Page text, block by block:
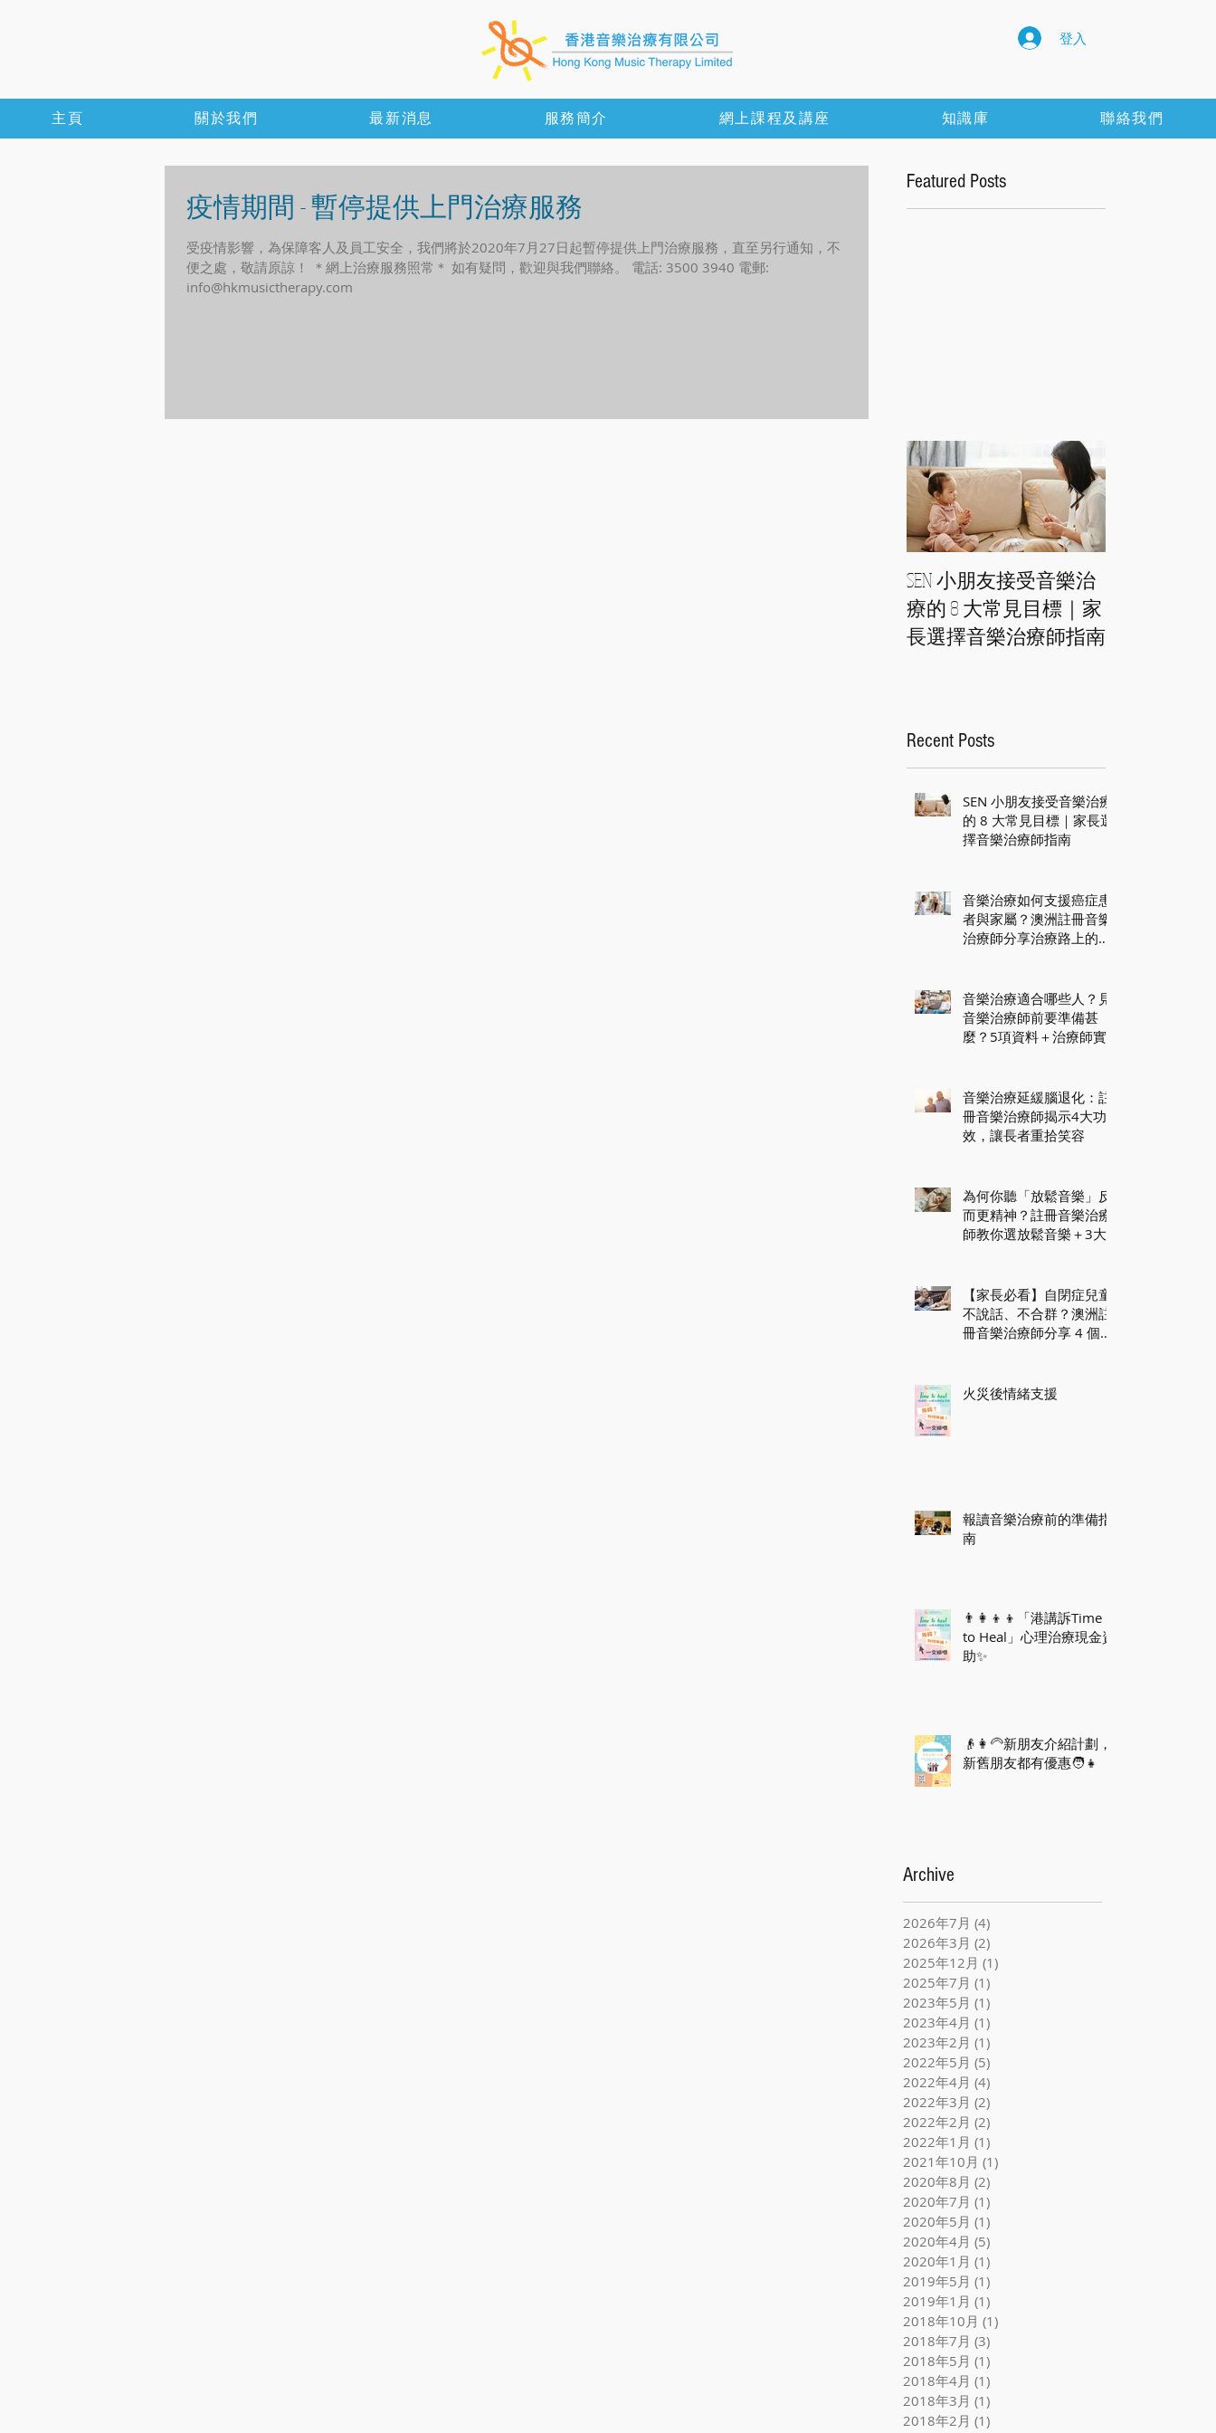
登入
主頁 關於我們 最新消息 服務簡介 網上課程及講座 知識庫 聯絡我們
疫情期間 - 暫停提供上門治療服務
受疫情影響，為保障客人及員工安全，我們將於2020年7月27日起暫停提供上門治療服務，直至另行通知，不
便之處，敬請原諒！ ＊網上治療服務照常＊ 如有疑問，歡迎與我們聯絡。 電話: 3500 3940 電郵:
info@hkmusictherapy.com
Featured Posts
SEN 小朋友接受音樂治
療的 8 大常見目標｜家
長選擇音樂治療師指南
Recent Posts
SEN 小朋友接受音樂治療
的 8 大常見目標｜家長選
擇音樂治療師指南
音樂治療如何支援癌症患
者與家屬？澳洲註冊音樂
治療師分享治療路上的身
音樂治療適合哪些人？見
音樂治療師前要準備甚
麼？5項資料＋治療師實
音樂治療延緩腦退化：註
冊音樂治療師揭示4大功
效，讓長者重拾笑容
為何你聽「放鬆音樂」反
而更精神？註冊音樂治療
師教你選放鬆音樂＋3大
【家長必看】自閉症兒童
不說話、不合群？澳洲註
冊音樂治療師分享 4 個音
火災後情緒支援
報讀音樂治療前的準備指
南
👨‍👩‍👦‍👦「港講訴Time
to Heal」心理治療現金資
助✨
👴👩‍🦳新朋友介紹計劃，
新舊朋友都有優惠🧑👧
Archive
2026年7月 (4)
2026年3月 (2)
2025年12月 (1)
2025年7月 (1)
2023年5月 (1)
2023年4月 (1)
2023年2月 (1)
2022年5月 (5)
2022年4月 (4)
2022年3月 (2)
2022年2月 (2)
2022年1月 (1)
2021年10月 (1)
2020年8月 (2)
2020年7月 (1)
2020年5月 (1)
2020年4月 (5)
2020年1月 (1)
2019年5月 (1)
2019年1月 (1)
2018年10月 (1)
2018年7月 (3)
2018年5月 (1)
2018年4月 (1)
2018年3月 (1)
2018年2月 (1)